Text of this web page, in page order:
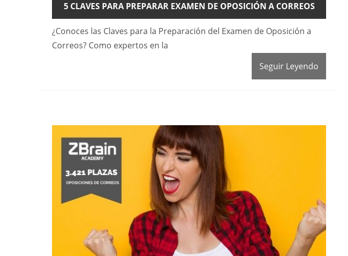
5 CLAVES PARA PREPARAR EXAMEN DE OPOSICIÓN A CORREOS
¿Conoces las Claves para la Preparación del Examen de Oposición a
Correos? Como expertos en la
Seguir Leyendo